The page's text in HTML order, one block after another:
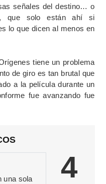
señales del destino… o
que solo están ahí si
lo que dicen al menos en
tiene un problema
de giro es tan brutal que
a la película durante un
fue avanzando fue
una sola
4